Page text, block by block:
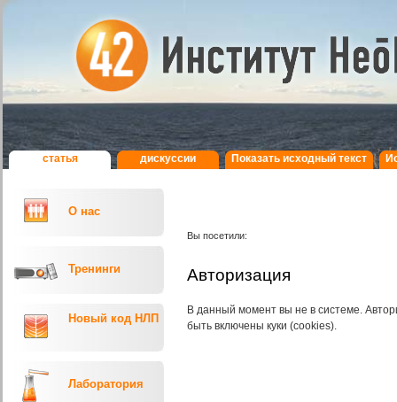
статья дискуcсии Показать исходный текст
Вы посетили:
Авторизация
В данный момент вы не в системе.
быть включены куки (cookies).
О нас
Тренинги
Новый код НЛП
Лаборатория